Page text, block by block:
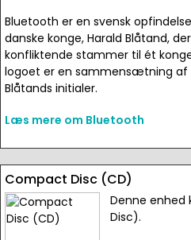
Bluetooth er en svensk
danske konge, Harald Blåtand,
konfliktende stammer til ét
logoet er en sammensætning af
Blåtands initialer.
Læs mere om Bluetooth
Compact Disc (CD)
Denne enhed
Disc).